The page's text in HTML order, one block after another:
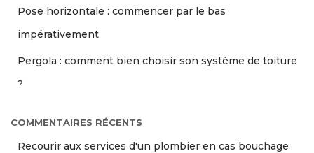
Pose horizontale : commencer par le bas
impérativement
Pergola : comment bien choisir son système de toiture
?
COMMENTAIRES RÉCENTS
Recourir aux services d'un plombier en cas bouchage